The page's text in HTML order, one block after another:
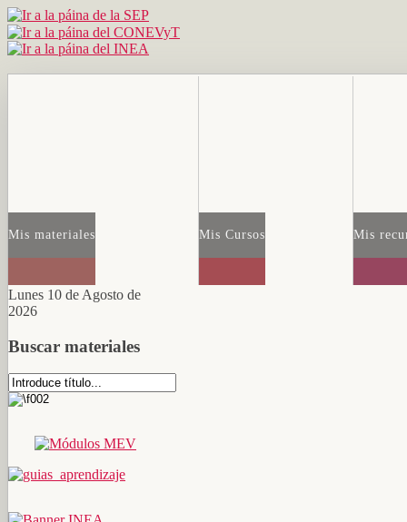
Mis materiales Mis Cursos Mis
Lunes 10 de Agosto de
2026
Buscar materiales